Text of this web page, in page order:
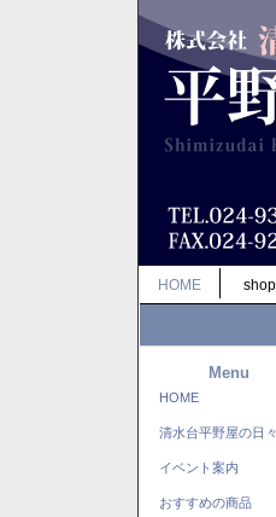
HOME
Menu
HOME
清水台平野屋の日々
イベント案内
おすすめの商品